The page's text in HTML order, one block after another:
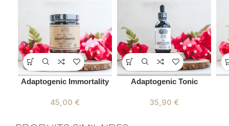
Adaptogenic Immortality
45,00 €
Adaptogenic Tonic
35,90 €